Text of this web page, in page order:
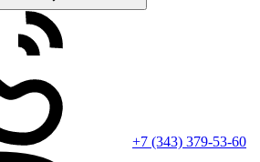
+7 (343) 379-53-60